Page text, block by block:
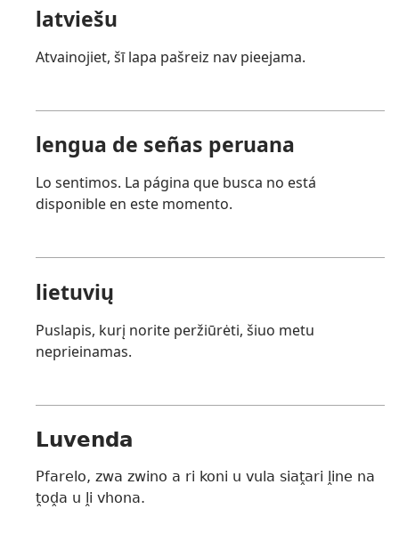
latviešu
Atvainojiet, šī lapa pašreiz nav pieejama.
lengua de señas peruana
Lo sentimos. La página que busca no está
disponible en este momento.
lietuvių
Puslapis, kurį norite peržiūrėti, šiuo metu
neprieinamas.
Luvenda
Pfarelo, zwa zwino a ri koni u vula siaṱari ḽine na
ṱoḓa u ḽi vhona.